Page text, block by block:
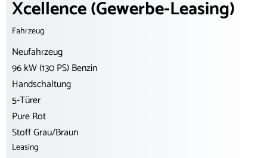
Xcellence (Gewerbe-Leasing)
Fahrzeug
Neufahrzeug
96 kW (130 PS) Benzin
Handschaltung
5-Türer
Pure Rot
Stoff Grau/Braun
Leasing